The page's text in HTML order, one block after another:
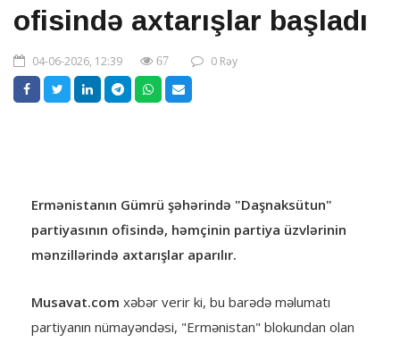
ofisində axtarışlar başladı
04-06-2026, 12:39 67 0 Rəy
Ermənistanın Gümrü şəhərində "Daşnaksütun"
partiyasının ofisində, həmçinin partiya üzvlərinin
mənzillərində axtarışlar aparılır.
Musavat.com xəbər verir ki, bu barədə məlumatı
partiyanın nümayəndəsi, "Ermənistan" blokundan olan